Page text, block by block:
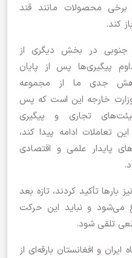
برخی محصولات مانند قند
کند.
جنوبی در بخش دیگری از
پیگیری‌ها پس از پایان
جدی ما از مجموعه
وزارت خارجه این است که پس
تجاری و پیگیری
تعاملات ادامه پیدا کند،
پایدار علمی و اقتصادی
بارها تأکید کردند، تازه بعد
می‌شود و نباید این حرکت
تلقی شود.
و افغانستان بارقه‌ای از